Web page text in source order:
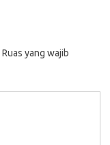
Ruas yang wajib